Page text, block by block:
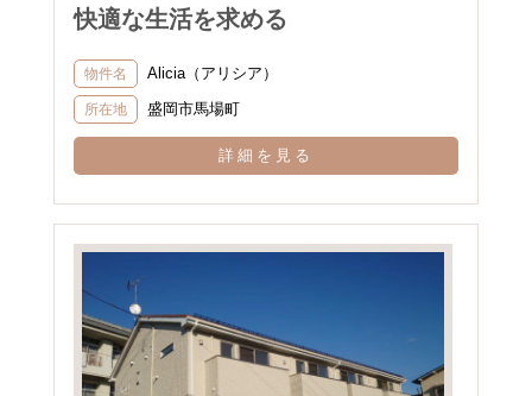
快適な生活を求める
物件名 Alicia（アリシア）
所在地 盛岡市馬場町
詳細を見る